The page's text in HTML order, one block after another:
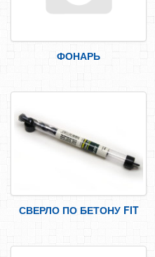
ФОНАРЬ
СВЕРЛО ПО БЕТОНУ FIT